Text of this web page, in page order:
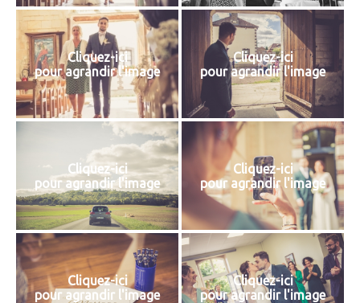
Cliquez-ici
pour agrandir l'image
Cliquez-ici
pour agrandir l'image
Cliquez-ici
pour agrandir l'image
Cliquez-ici
pour agrandir l'image
Cliquez-ici
pour agrandir l'image
Cliquez-ici
pour agrandir l'image